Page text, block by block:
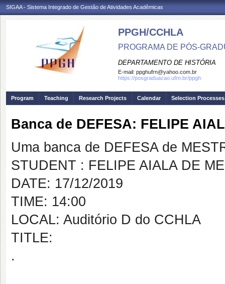
SIGAA - Sistema Integrado de Gestão de Atividades Acadêmicas
PPGH/CCHLA
PROGRAMA DE PÓS-
DEPARTAMENTO DE HISTÓRIA
E-mail: ppghufrn@yahoo.com.br
https://posgraduacao.ufrn.br/ppgh
Program Teaching Research Projects Calendar Selection Processes
Banca de DEFESA: FELIPE
Uma banca de DEFESA de
STUDENT : FELIPE AIALA DE
DATE: 17/12/2019
TIME: 14:00
LOCAL: Auditório D do CCHLA
TITLE:
.